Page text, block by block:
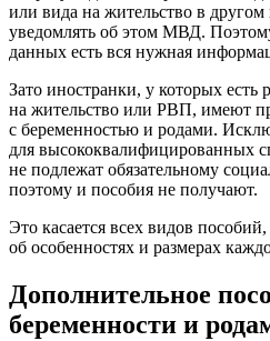
или вида на жительство в
уведомлять об этом МВД.
данных есть вся нужная
Зато иностранки, у которых есть
на жительство или РВП, имеют
с беременностью и родами.
для высококвалифицированных
не подлежат обязательному
поэтому и пособия не получают.
Это касается всех видов
об особенностях и размерах
Дополнительное
беременности и